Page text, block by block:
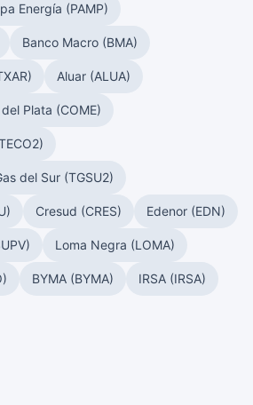
Energía (PAMP)
Banco Macro (BMA)
Aluar (ALUA)
Plata (COME)
del Sur (TGSU2)
Cresud (CRES) Edenor (EDN)
Loma Negra (LOMA)
BYMA (BYMA) IRSA (IRSA)